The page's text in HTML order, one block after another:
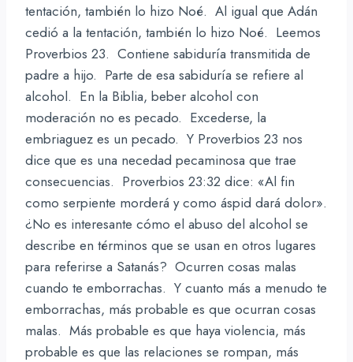
tentación, también lo hizo Noé. Al igual que Adán
cedió a la tentación, también lo hizo Noé. Leemos
Proverbios 23. Contiene sabiduría transmitida de
padre a hijo. Parte de esa sabiduría se refiere al
alcohol. En la Biblia, beber alcohol con
moderación no es pecado. Excederse, la
embriaguez es un pecado. Y Proverbios 23 nos
dice que es una necedad pecaminosa que trae
consecuencias. Proverbios 23:32 dice: «Al fin
como serpiente morderá y como áspid dará dolor».
¿No es interesante cómo el abuso del alcohol se
describe en términos que se usan en otros lugares
para referirse a Satanás? Ocurren cosas malas
cuando te emborrachas. Y cuanto más a menudo te
emborrachas, más probable es que ocurran cosas
malas. Más probable es que haya violencia, más
probable es que las relaciones se rompan, más